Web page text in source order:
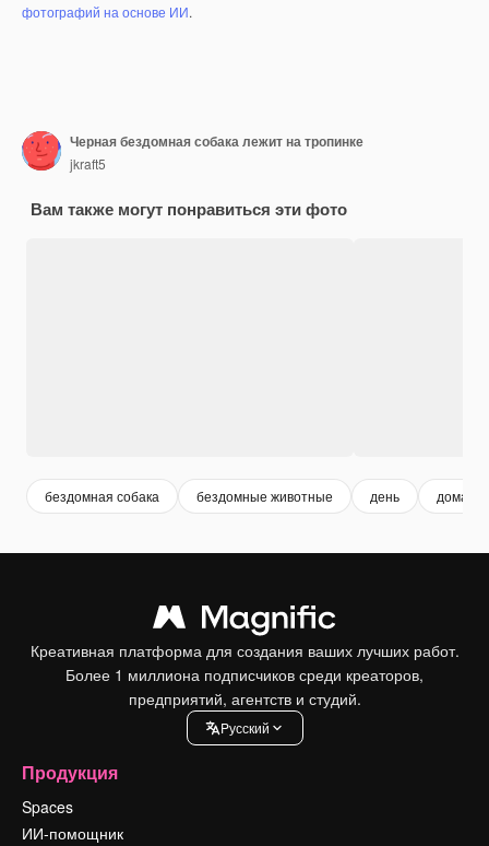
фотографий на основе ИИ.
Черная бездомная собака лежит на тропинке
jkraft5
Вам также могут понравиться эти фото
бездомная собака бездомные животные день
Креативная платформа для создания ваших лучших работ.
Более 1 миллиона подписчиков среди креаторов,
предприятий, агентств и студий.
Pусский
Продукция
Spaces
ИИ-помощник